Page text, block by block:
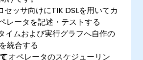
ッサ向けにTIK DSLを用いてカ
レータを記述・テストする
イムおよび実行グラフへ自作の
統合する
オペレータのスケジューリン